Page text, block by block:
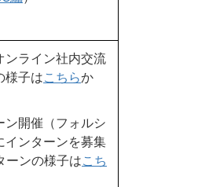
ンライン社内交流
様子はこちらか
ン開催（フォルシ
インターンを募集
ーンの様子はこち